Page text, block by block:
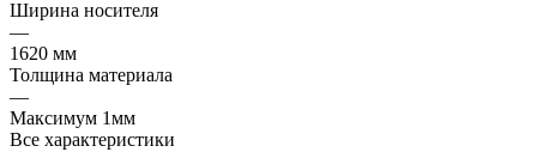
Ширина носителя
—
1620 мм
Толщина материала
—
Максимум 1мм
Все характеристики